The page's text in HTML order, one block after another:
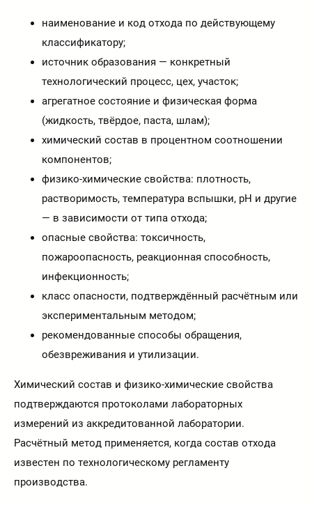
наименование и код отхода по действующему
классификатору;
источник образования — конкретный
технологический процесс, цех, участок;
агрегатное состояние и физическая форма
(жидкость, твёрдое, паста, шлам);
химический состав в процентном соотношении
компонентов;
физико-химические свойства: плотность,
растворимость, температура вспышки, pH и другие
— в зависимости от типа отхода;
опасные свойства: токсичность,
пожароопасность, реакционная способность,
инфекционность;
класс опасности, подтверждённый расчётным или
экспериментальным методом;
рекомендованные способы обращения,
обезвреживания и утилизации.
Химический состав и физико-химические свойства
подтверждаются протоколами лабораторных
измерений из аккредитованной лаборатории.
Расчётный метод применяется, когда состав отхода
известен по технологическому регламенту
производства.